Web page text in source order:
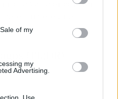
of my
my
Advertising.
no la vas a encontrar; si
café, sírvete unas
cierra Arkane Studios, cancela